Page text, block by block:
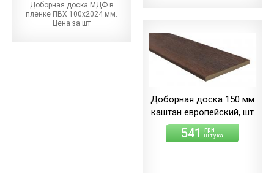
Доборная доска МДФ в
пленке ПВХ 100х2024 мм.
Цена за шт
Доборная доска 150 мм
каштан европейский, шт
541 грн
штука